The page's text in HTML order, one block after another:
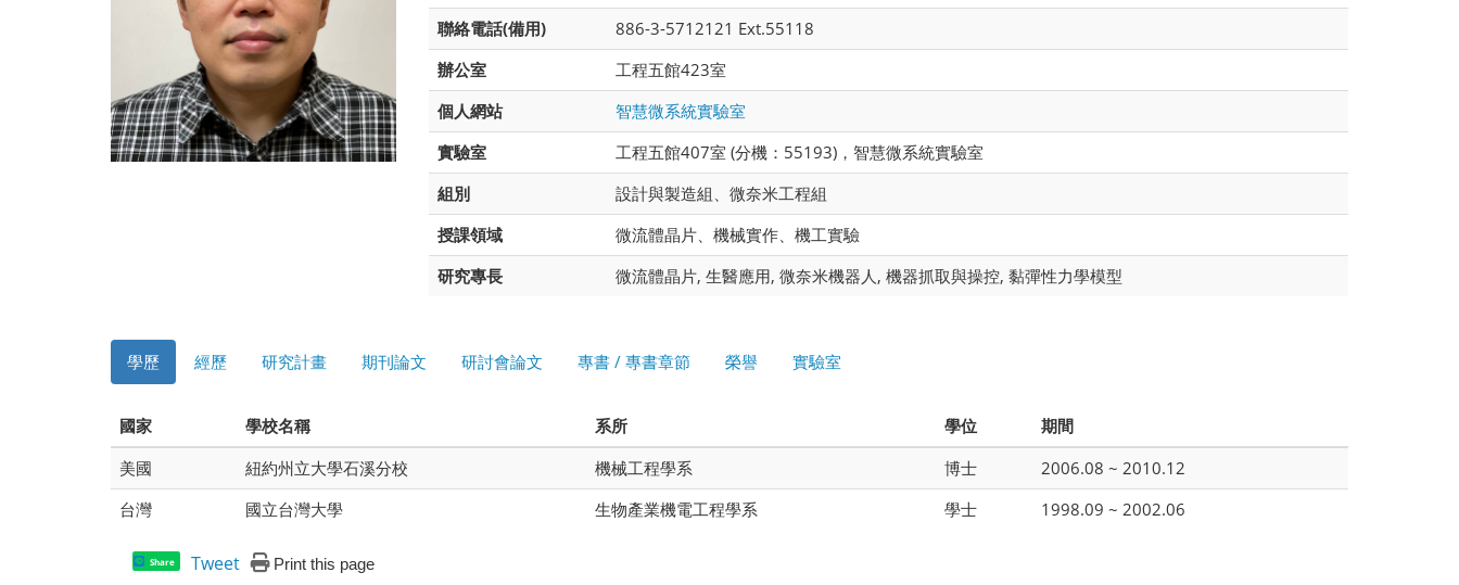
聯絡電話(備用)
886-3-5712121 Ext.55118
辦公室
工程五館423室
個人網站
智慧微系統實驗室
實驗室
工程五館407室 (分機：55193)，智慧微系統實驗室
組別
設計與製造組、微奈米工程組
授課領域
微流體晶片、機械實作、機工實驗
研究專長
微流體晶片, 生醫應用, 微奈米機器人, 機器抓取與操控, 黏彈性力學模型
學歷 經歷 研究計畫 期刊論文 研討會論文 專書 / 專書章節 榮譽 實驗室
國家 學校名稱 系所 學位
期間
美國
紐約州立大學石溪分校 機械工程學系 博士
2006.08 ~ 2010.12
台灣
國立台灣大學 生物產業機電工程學系 學士 1998.09 ~ 2002.06
Share Tweet Print this page